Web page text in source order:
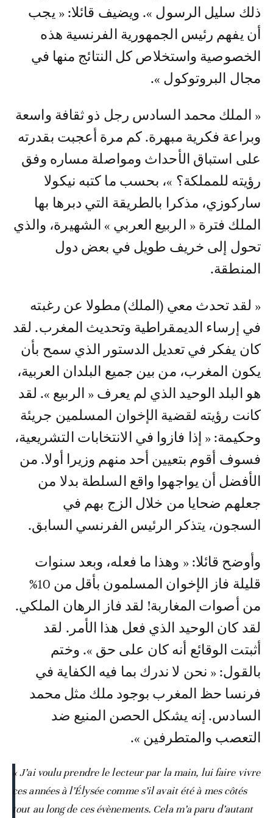
ذلك سليل الرسول ». ويضيف قائلا: « يجب
أن يفهم رئيس الجمهورية الفرنسية هذه
الخصوصية واستخلاص كل النتائج منها في
مجال البروتوكول ».
« الملك محمد السادس رجل ذو ثقافة واسعة
وبراعة فكرية مبهرة. كم مرة أعجبت بقدرته
على استباق الأحداث ومواصلة مساره وفق
رؤيته للمملكة؟ »، بحسب ما كتبه نيكولا
ساركوزي، مذكرا بالطريقة التي دبرها بها
الملك فترة « الربيع العربي » الشهيرة، والذي
تحول إلى خريف طويل في بعض دول
المنطقة.
« لقد تحدث معي (الملك) مطولا عن رغبته
في إرساء الديمقراطية وتحديث المغرب. لقد
كان يفكر في تعديل الدستور الذي سمح بأن
يكون المغرب، من بين جميع البلدان العربية،
هو البلد الوحيد الذي لم يعرف « الربيع ». لقد
كانت رؤيته لقضية الإخوان المسلمين جريئة
وحكيمة: « إذا فازوا في الانتخابات التشريعية،
فسوف أقوم بتعيين أحد منهم وزيرا أولا. من
الأفضل أن يواجهوا واقع السلطة بدلا من
جعلهم ضحايا من خلال الزج بهم في
السجون، يتذكر الرئيس الفرنسي السابق.
وأوضح قائلا: « وهذا ما فعله، وبعد سنوات
قليلة فاز الإخوان المسلمون بأقل من 10%
من أصوات المغاربة! لقد فاز الرهان الملكي.
لقد كان الوحيد الذي فعل هذا الأمر. لقد
أثبتت الوقائع أنه كان على حق ». وختم
بالقول: « نحن لا ندرك بما فيه الكفاية في
فرنسا حظ المغرب بوجود ملك مثل محمد
السادس. إنه يشكل الحصن المنيع ضد
التعصب والمتطرفين ».
« J’ai voulu prendre le lecteur par la main, lui faire vivre
ces années à l’Élysée comme s’il avait été à mes côtés
tout au long de ces évènements. Cela m’a paru d’autant